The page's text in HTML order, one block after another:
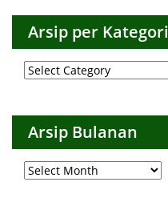
Arsip per Kategori
Arsip
per
Arsip Bulanan
Arsip
Bulanan